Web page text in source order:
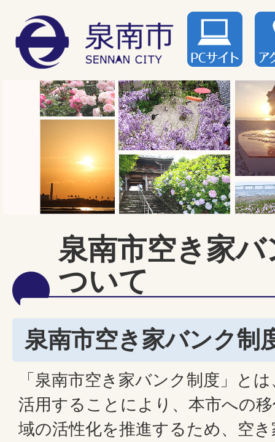
泉南市空き家
ついて
泉南市空き家バンク制
「泉南市空き家バンク制度」と
活用することにより、本市への
域の活性化を推進するため、空